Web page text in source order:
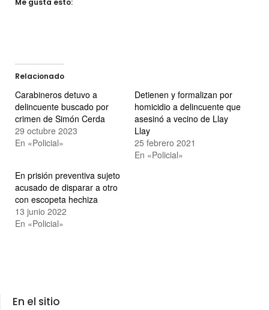
Me gusta esto:
Relacionado
Carabineros detuvo a
delincuente buscado por
crimen de Simón Cerda
29 octubre 2023
En «Policial»
Detienen y formalizan por
homicidio a delincuente que
asesinó a vecino de Llay
Llay
25 febrero 2021
En «Policial»
En prisión preventiva sujeto
acusado de disparar a otro
con escopeta hechiza
13 junio 2022
En «Policial»
En el sitio